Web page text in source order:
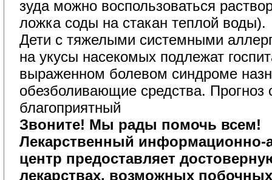
зуда можно воспользоваться
ложка соды на стакан теплой воды).
Дети с тяжелыми системными
на укусы насекомых подлежат
выраженном болевом синдроме
обезболивающие средства. Прогноз
благоприятный
Звоните! Мы рады помочь всем!
Лекарственный информационно-
центр предоставляет
лекарствах, возможных